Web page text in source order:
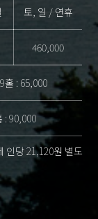
토, 일 / 연휴
460,000
홀 : 65,000
: 90,000
인당 21,120원 별도